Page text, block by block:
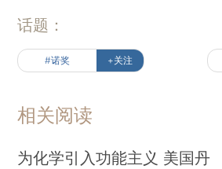
话题：
#诺奖 +关注
相关阅读
为化学引入功能主义 美国丹